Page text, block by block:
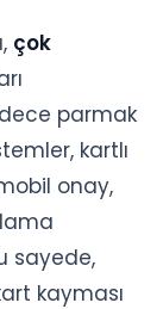
çok
parmak
kartlı
onay,
sayede,
kayması